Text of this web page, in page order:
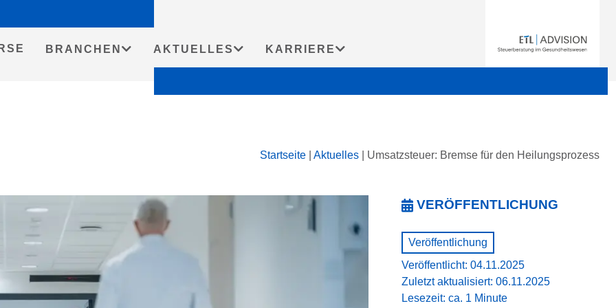
BRANCHEN AKTUELLES KARRIERE
Startseite Aktuelles Umsatzsteuer: Bremse für den Heilungsprozess
VERÖFFENTLICHUNG
Veröffentlichung
Veröffentlicht: 04.11.2025
Zuletzt aktualisiert: 06.11.2025
Lesezeit: ca. 1 Minute